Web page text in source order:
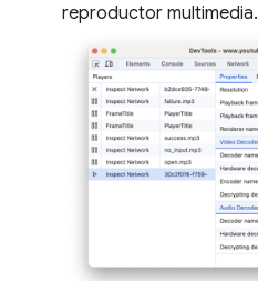
reproductor multimedia.